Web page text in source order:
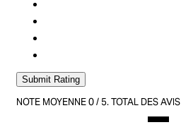
Submit Rating
NOTE MOYENNE0/ 5. TOTAL DES AVIS